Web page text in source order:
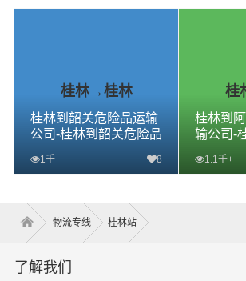
桂林→桂林
桂林到韶关危险品运输
公司-桂林到韶关危险品
险品专线
1千+ 8
桂
桂林到
输公司-
图什危险
1.1千+
物流专线 桂林站
了解我们